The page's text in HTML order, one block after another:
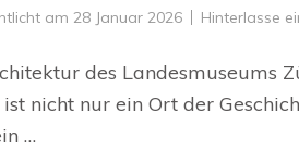
am 28 Januar 2026 Hinterlasse
des Landesmuseums
nicht nur ein Ort der
…